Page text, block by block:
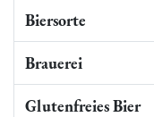
Biersorte
Brauerei
Glutenfreies Bier